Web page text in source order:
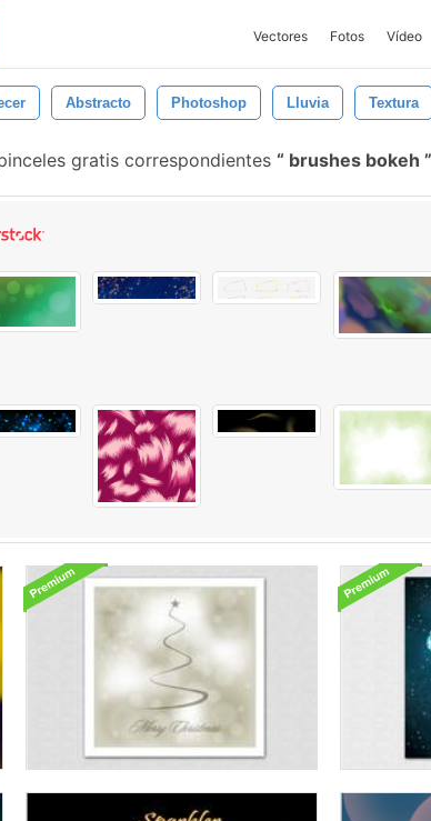
Vectores Fotos Vídeo
Abstracto Photoshop Lluvia Textura
gratis correspondientes brushes bokeh